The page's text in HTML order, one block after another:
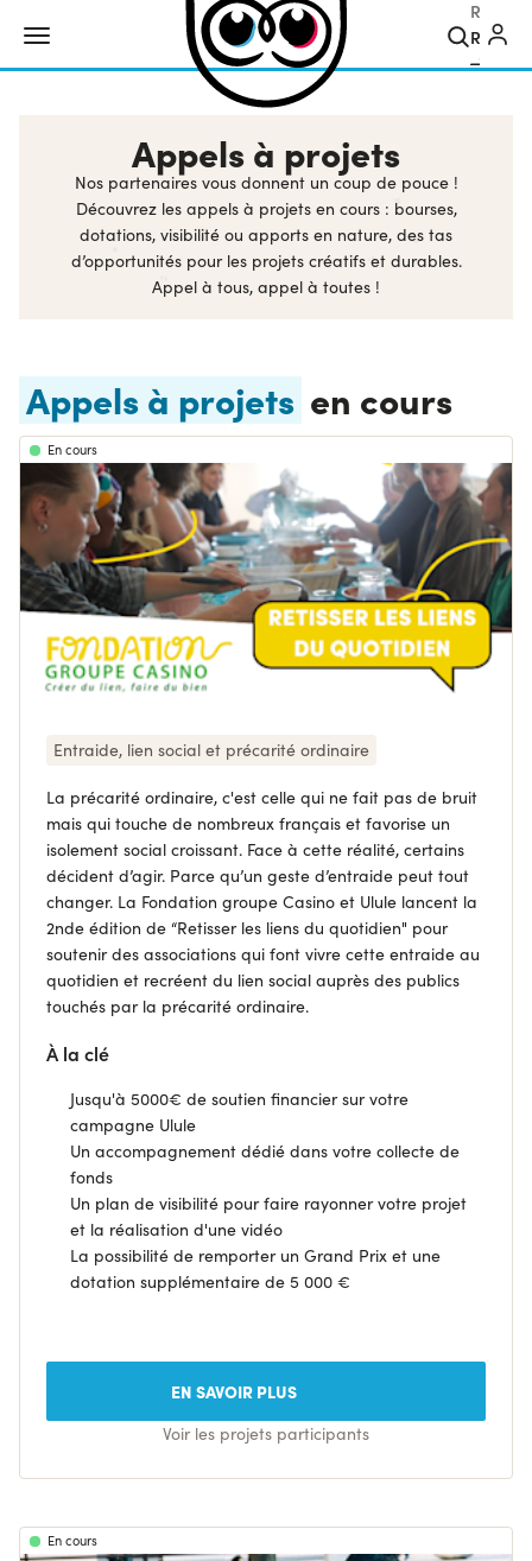
Appels à projets
Nos partenaires vous donnent un coup de pouce !
Découvrez les appels à projets en cours : bourses,
dotations, visibilité ou apports en nature, des tas
d’opportunités pour les projets créatifs et durables.
Appel à tous, appel à toutes !
Appels à projets en cours
En cours
Entraide, lien social et précarité ordinaire
La précarité ordinaire, c'est celle qui ne fait pas de bruit
mais qui touche de nombreux français et favorise un
isolement social croissant. Face à cette réalité, certains
décident d’agir. Parce qu’un geste d’entraide peut tout
changer. La Fondation groupe Casino et Ulule lancent la
2nde édition de “Retisser les liens du quotidien" pour
soutenir des associations qui font vivre cette entraide au
quotidien et recréent du lien social auprès des publics
touchés par la précarité ordinaire.
À la clé
Jusqu'à 5000€ de soutien financier sur votre
campagne Ulule
Un accompagnement dédié dans votre collecte de
fonds
Un plan de visibilité pour faire rayonner votre projet
et la réalisation d'une vidéo
La possibilité de remporter un Grand Prix et une
dotation supplémentaire de 5 000 €
EN SAVOIR PLUS
Voir les projets participants
En cours